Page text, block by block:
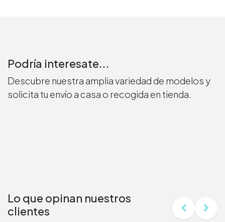
Podría interesate...
Descubre nuestra amplia variedad de modelos y
solicita tu envío a casa o recogida en tienda.
Lo que opinan nuestros
clientes